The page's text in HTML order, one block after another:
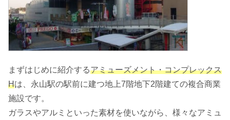
まずはじめに紹介するアミューズメント・コンプレックス
Hは、永山駅の駅前に建つ地上7階地下2階建ての複合商業
施設です。
ガラスやアルミといった素材を使いながら、様々なアミュ